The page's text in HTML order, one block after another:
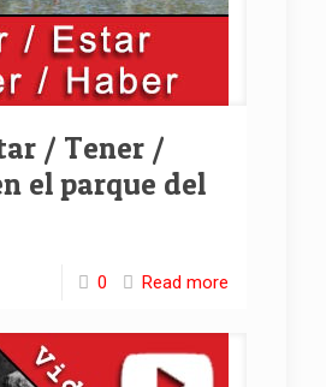
/ Tener /
el parque del
0 Read more